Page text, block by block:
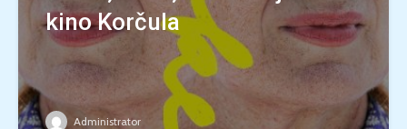
kino Korčula
Administrator